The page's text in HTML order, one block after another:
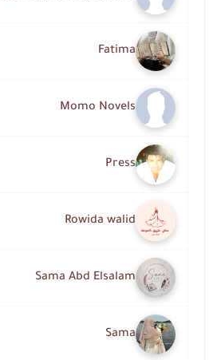
Fatima
Momo Novels
Press
Rowida walid
Sama Abd Elsalam
Sama